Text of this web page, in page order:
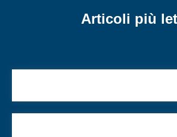
Articoli più